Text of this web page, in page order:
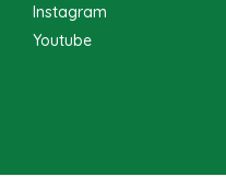
Instagram
Youtube